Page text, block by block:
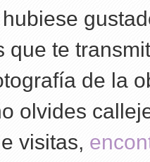
que te
de la
olvides
visitas,